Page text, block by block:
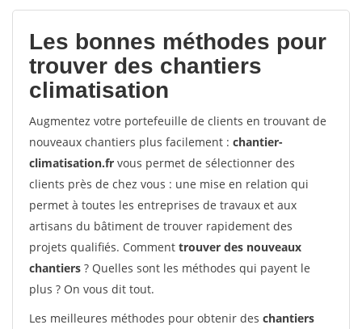
votes
Les bonnes méthodes pour
trouver des chantiers
climatisation
Augmentez votre portefeuille de clients en trouvant de
nouveaux chantiers plus facilement : chantier-
climatisation.fr vous permet de sélectionner des
clients près de chez vous : une mise en relation qui
permet à toutes les entreprises de travaux et aux
artisans du bâtiment de trouver rapidement des
projets qualifiés. Comment trouver des nouveaux
chantiers ? Quelles sont les méthodes qui payent le
plus ? On vous dit tout.
Les meilleures méthodes pour obtenir des chantiers